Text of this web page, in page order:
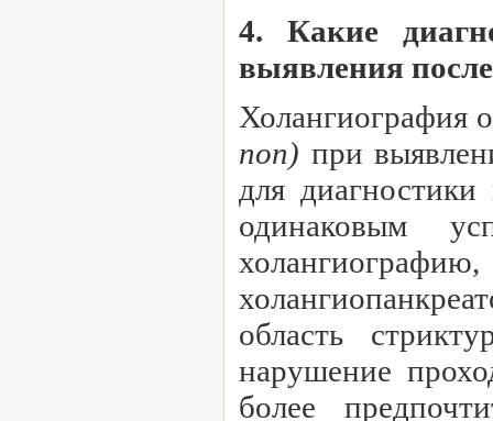
4. Какие
выявления
Холангиография
поп) при
для
одинаковым
область
нарушение
более